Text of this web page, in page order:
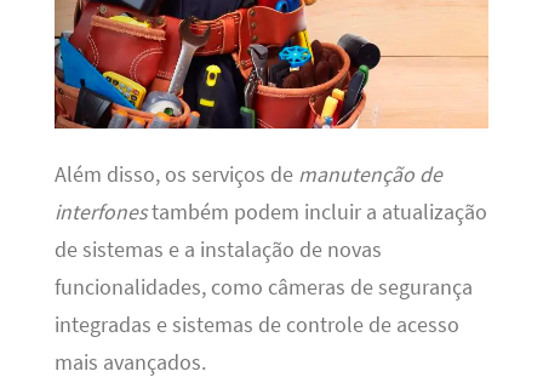
Além disso, os serviços de manutenção de
interfonestambém podem incluir a atualização
de sistemas e a instalação de novas
funcionalidades, como câmeras de segurança
integradas e sistemas de controle de acesso
mais avançados.